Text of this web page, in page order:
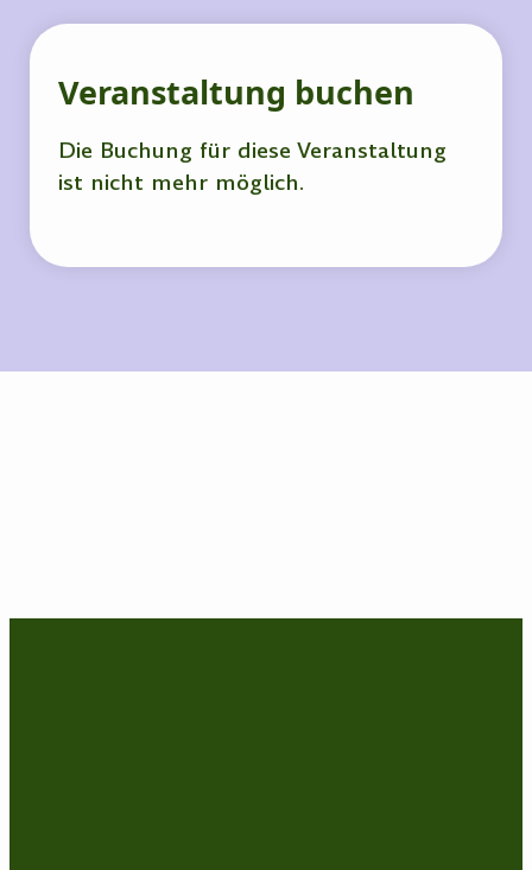
Veranstaltung buchen
Die Buchung für diese Veranstaltung
ist nicht mehr möglich.